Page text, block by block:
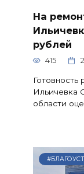
На
рублей
415
Ильичевка
области